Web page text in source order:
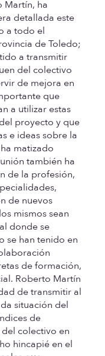
Martín, ha
detallada este
a todo el
de Toledo;
a transmitir
del colectivo
de mejora en
que
a utilizar estas
proyecto y que
e ideas sobre la
matizado
también ha
de la profesión,
de nuevos
mismos sean
donde se
se han tenido en
de formación,
Roberto Martín
de transmitir al
situación del
de
colectivo en
hincapié en el